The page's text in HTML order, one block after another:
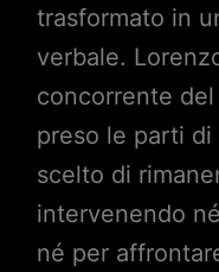
trasformato in
verbale.
concorrente
preso le parti di
scelto di
intervenendo
né per